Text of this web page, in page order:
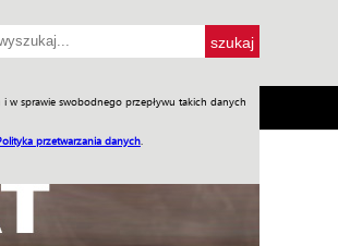
w sprawie swobodnego przepływu takich danych
przetwarzania danych
Praca w WIW